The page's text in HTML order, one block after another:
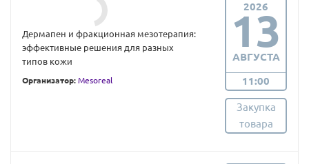
Дермапен и фракционная мезотерапия:
эффективные решения для разных
типов кожи
Организатор: Mesoreal
2026
13
АВГУСТА
11:00
Закупка
товара